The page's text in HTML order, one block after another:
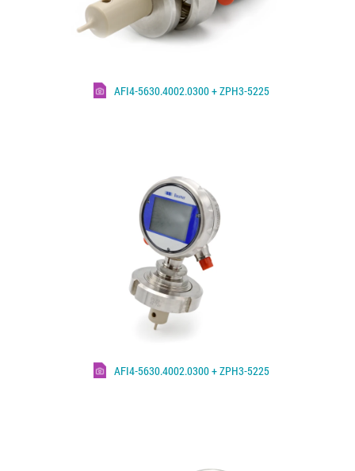
AFI4-5630.4002.0300 + ZPH3-5225
AFI4-5630.4002.0300 + ZPH3-5225